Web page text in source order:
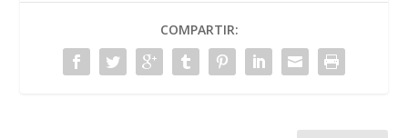
COMPARTIR: